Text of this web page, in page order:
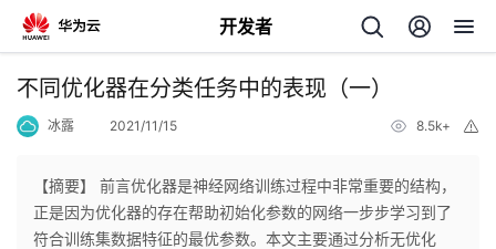
开发者
返
不同优化器在分类任务中的表现（一）
冰露 2021/11/15 8.5k+
【摘要】 前言优化器是神经网络训练过程中非常重要的结构，
正是因为优化器的存在帮助初始化参数的网络一步步学习到了
符合训练集数据特征的最优参数。本文主要通过分析无优化